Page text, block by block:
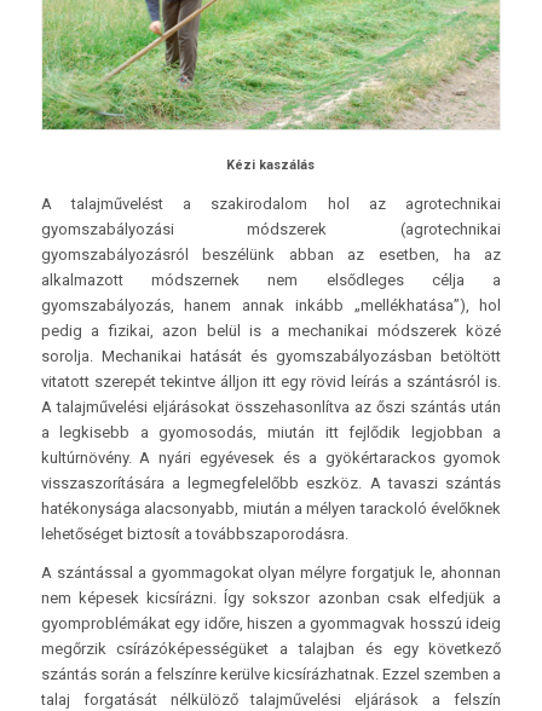
Kézi kaszálás
A talajművelést a szakirodalom hol az agrotechnikai
gyomszabályozási módszerek (agrotechnikai
gyomszabályozásról beszélünk abban az esetben, ha az
alkalmazott módszernek nem elsődleges célja a
gyomszabályozás, hanem annak inkább „mellékhatása”), hol
pedig a fizikai, azon belül is a mechanikai módszerek közé
sorolja. Mechanikai hatását és gyomszabályozásban betöltött
vitatott szerepét tekintve álljon itt egy rövid leírás a szántásról is.
A talajművelési eljárásokat összehasonlítva az őszi szántás után
a legkisebb a gyomosodás, miután itt fejlődik legjobban a
kultúrnövény. A nyári egyévesek és a gyökértarackos gyomok
visszaszorítására a legmegfelelőbb eszköz. A tavaszi szántás
hatékonysága alacsonyabb, miután a mélyen tarackoló évelőknek
lehetőséget biztosít a továbbszaporodásra.
A szántással a gyommagokat olyan mélyre forgatjuk le, ahonnan
nem képesek kicsírázni. Így sokszor azonban csak elfedjük a
gyomproblémákat egy időre, hiszen a gyommagvak hosszú ideig
megőrzik csírázóképességüket a talajban és egy következő
szántás során a felszínre kerülve kicsírázhatnak. Ezzel szemben a
talaj forgatását nélkülöző talajművelési eljárások a felszín